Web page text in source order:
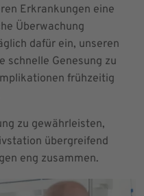
Erkrankungen eine
Überwachung
dafür ein, unseren
schnelle Genesung zu
frühzeitig
zu gewährleisten,
übergreifend
eng zusammen.